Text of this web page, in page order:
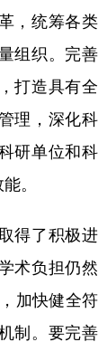
，统筹各类
组织。完善
打造具有全
理，深化科
研单位和科
。
得了积极进
术负担仍然
加快健全符
制。要完善